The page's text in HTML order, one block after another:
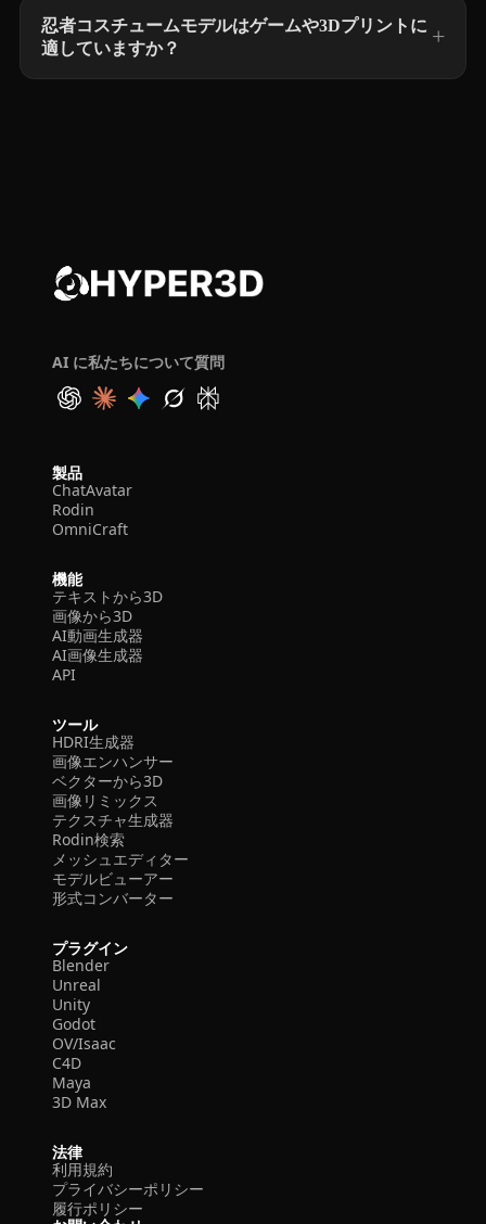
忍者コスチュームモデルはゲームや3Dプリントに
適していますか？
AI に私たちについて質問
製品
ChatAvatar
Rodin
OmniCraft
機能
テキストから3D
画像から3D
AI動画生成器
AI画像生成器
API
ツール
HDRI生成器
画像エンハンサー
ベクターから3D
画像リミックス
テクスチャ生成器
Rodin検索
メッシュエディター
モデルビューアー
形式コンバーター
プラグイン
Blender
Unreal
Unity
Godot
OV/Isaac
C4D
Maya
3D Max
法律
利用規約
プライバシーポリシー
履行ポリシー